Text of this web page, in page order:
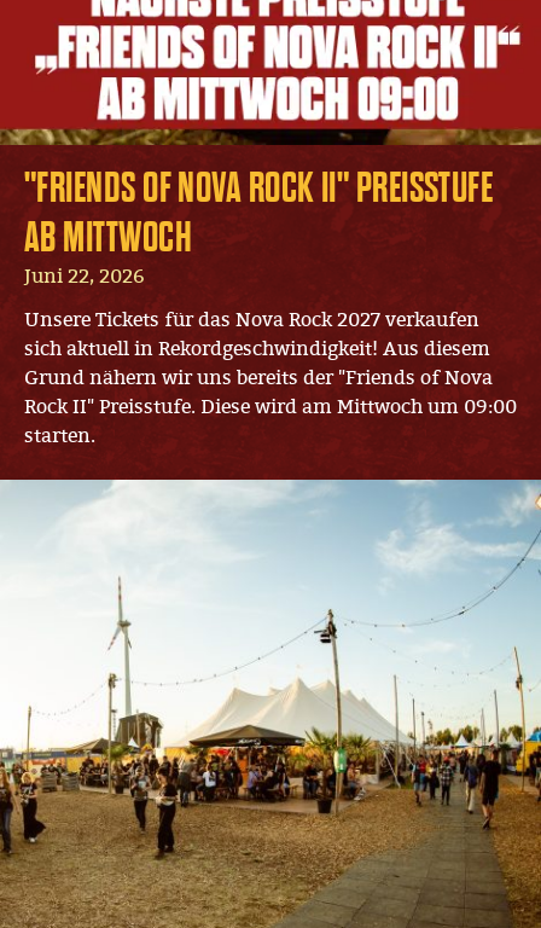
"FRIENDS OF NOVA ROCK II" PREISSTUFE
AB MITTWOCH
Juni 22, 2026
Unsere Tickets für das Nova Rock 2027 verkaufen
sich aktuell in Rekordgeschwindigkeit! Aus diesem
Grund nähern wir uns bereits der "Friends of Nova
Rock II" Preisstufe. Diese wird am Mittwoch um 09:00
starten.